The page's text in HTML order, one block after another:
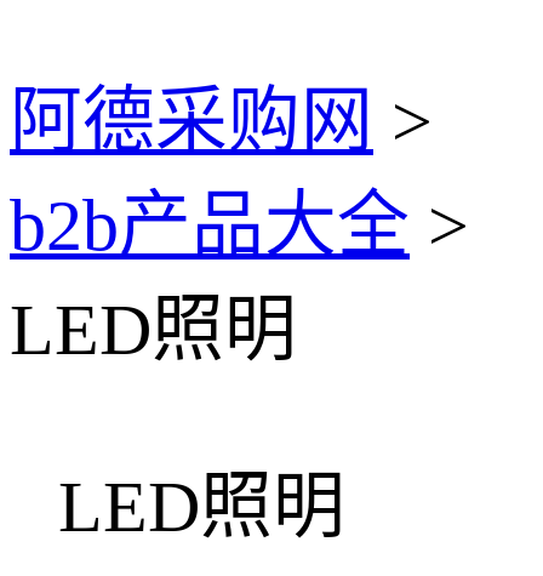
阿德采购网 >
b2b产品大全 >
LED照明
LED照明